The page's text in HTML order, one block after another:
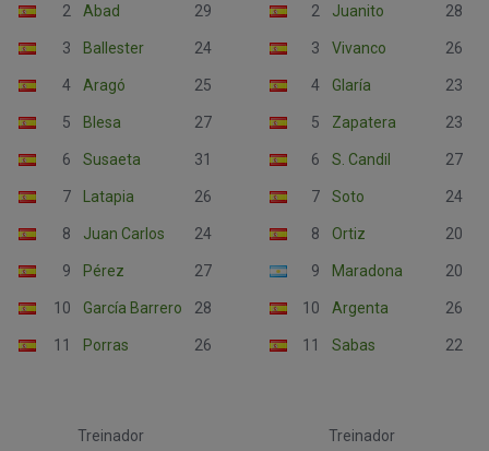
2 Abad 29
3 Ballester 24
4 Aragó 25
5 Blesa 27
6 Susaeta 31
7 Latapia 26
8 Juan Carlos 24
9 Pérez 27
10 García Barrero 28
11 Porras 26
2 Juanito 28
3 Vivanco 26
4 Glaría 23
5 Zapatera 23
6 S. Candil 27
7 Soto 24
8 Ortiz 20
9 Maradona 20
10 Argenta 26
11 Sabas 22
Treinador Treinador